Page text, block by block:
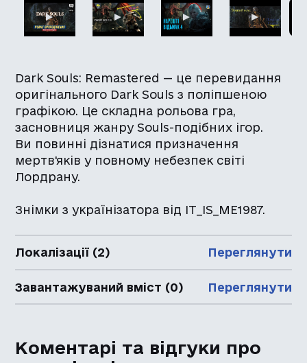
Dark Souls: Remastered — це перевидання
оригінального Dark Souls з поліпшеною
графікою. Це складна рольова гра,
засновниця жанру Souls-подібних ігор.
Ви повинні дізнатися призначення
мертв'яків у повному небезпек світі
Лордрану.
Знімки з українізатора від IT_IS_ME1987.
Локалізації (2) Переглянути
Завантажуваний вміст (0) Переглянути
Коментарі та відгуки про